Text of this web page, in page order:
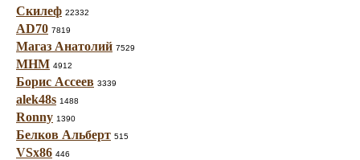
Скилеф 22332
AD70 7819
Магаз Анатолий 7529
МНМ 4912
Борис Ассеев 3339
alek48s 1488
Ronny 1390
Белков Альберт 515
VSx86 446